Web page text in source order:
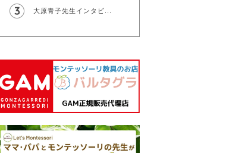
大原青子先生インタビ...